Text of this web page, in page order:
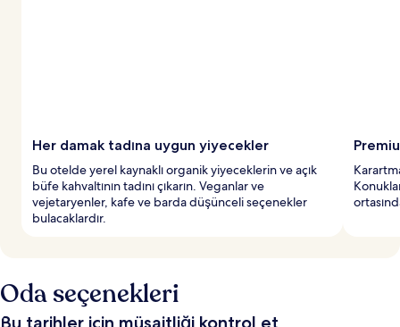
Her damak tadına uygun yiyecekler
Bu otelde yerel kaynaklı organik yiyeceklerin ve açık
büfe kahvaltının tadını çıkarın. Veganlar ve
vejetaryenler, kafe ve barda düşünceli seçenekler
bulacaklardır.
Oda seçenekleri
Bu tarihler için müsaitliği kontrol et